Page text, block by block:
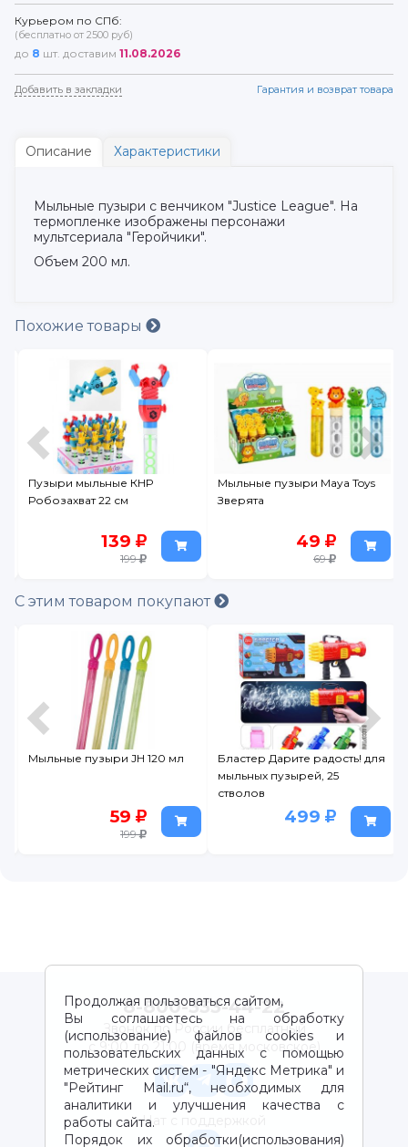
Курьером по СПб:
(бесплатно от 2500 руб)
до 8 шт. доставим 11.08.2026
Добавить в закладки Гарантия и возврат товара
Описание Характеристики
Мыльные пузыри с венчиком "Justice League". На
термопленке изображены персонажи
мультсериала "Геройчики".
Объем 200 мл.
Похожие товары
Пузыри мыльные КНР
Робозахват 22 см
139
199
Мыльные пузыри Maya Toys
Зверята
49
69
С этим товаром покупают
Мыльные пузыри JH 120 мл
59
199
Бластер Дарите радость! для
мыльных пузырей, 25
стволов
499
Продолжая пользоваться сайтом,
Вы соглашаетесь на обработку
(использование) файлов cookies и
пользовательских данных с помощью
метрических систем - "Яндекс Метрика" и
"Рейтинг Mail.ru“, необходимых для
аналитики и улучшения качества с
работы сайта.
Порядок их обработки(использования)
8-800-333-44-22
Звонок по России бесплатный
с 9:00 до 21:00 (время московское)
Чат с поддержкой